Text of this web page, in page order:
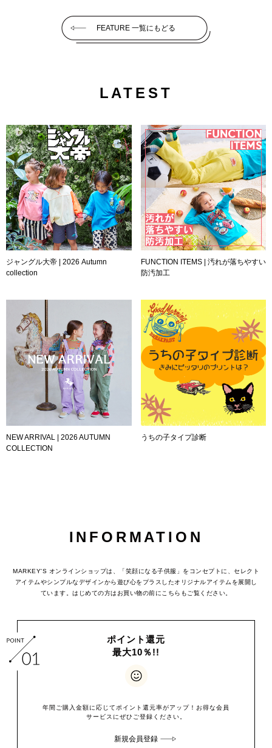
FEATURE 一覧にもどる
LATEST
ジャングル大帝 | 2026 Autumn
collection
FUNCTION ITEMS | 汚れが落ちやすい
防汚加工
NEW ARRIVAL | 2026 AUTUMN
COLLECTION
うちの子タイプ診断
INFORMATION
MARKEY'S オンラインショップは、「笑顔になる子供服」をコンセプトに、セレクト
アイテムやシンプルなデザインから遊び心をプラスしたオリジナルアイテムを展開し
ています。はじめての方はお買い物の前にこちらもご覧ください。
ポイント還元
最大10％!!
年間ご購入金額に応じてポイント還元率がアップ！お得な会員
サービスにぜひご登録ください。
新規会員登録